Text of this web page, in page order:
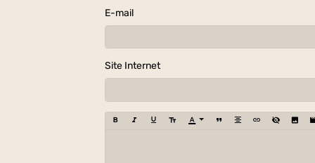
E-mail
Site Internet